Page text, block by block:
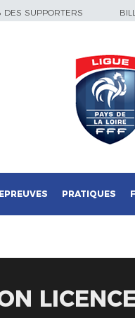
DES SUPPORTERS
EPREUVES PRATIQUES